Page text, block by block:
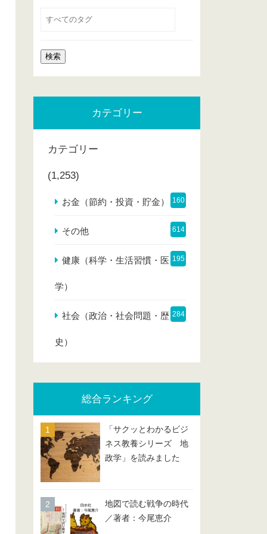
カテゴリー
カテゴリー
(1,253)
お金（節約・投資・貯金） 160
その他 614
健康（科学・生活習慣・医
学）
195
社会（政治・社会問題・歴
史）
284
総合ランキング
「サクッとわかるビジ
ネス教養シリーズ 地
政学」を読みました
地図で読む戦争の時代
／著者：今尾恵介